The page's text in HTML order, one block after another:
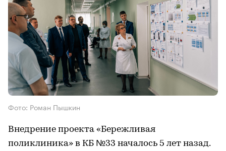
Фото: Роман Пышкин
Внедрение проекта «Бережливая
поликлиника» в КБ №33 началось 5 лет назад.